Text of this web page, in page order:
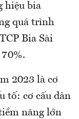
hiệu bia
quá trình
Bia Sài
2023 là cơ
tố: cơ cấu dân
năng lớn